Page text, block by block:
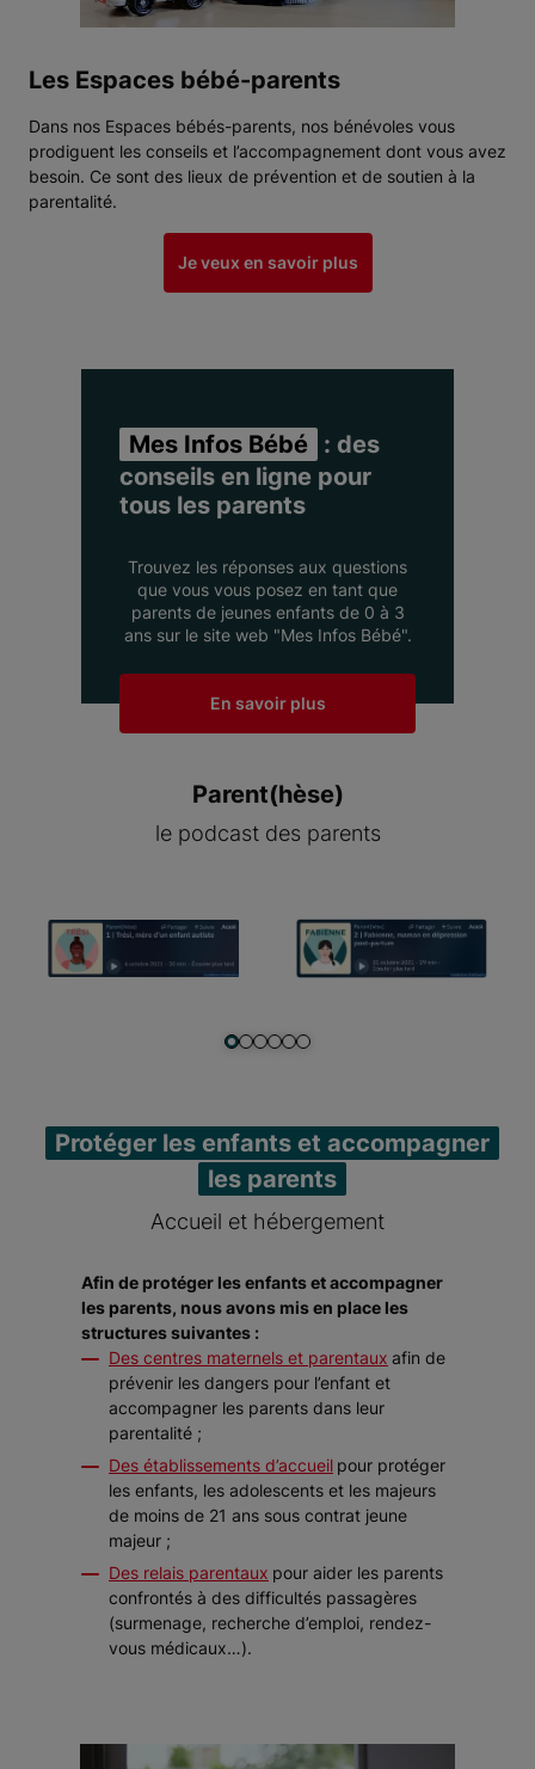
Les Espaces bébé-parents
Dans nos Espaces bébés-parents, nos bénévoles vous
prodiguent les conseils et l’accompagnement dont vous avez
besoin. Ce sont des lieux de prévention et de soutien à la
parentalité.
Je veux en savoir plus
Mes Infos Bébé
: des
conseils en ligne pour
tous les parents
Trouvez les réponses aux questions
que vous vous posez en tant que
parents de jeunes enfants de 0 à 3
ans sur le site web "Mes Infos Bébé".
En savoir plus
Parent(hèse)
le podcast des parents
Protéger les enfants et accompagner
les parents
Accueil et hébergement
Afin de protéger les enfants et accompagner
les parents, nous avons mis en place les
structures suivantes :
Des centres maternels et parentaux afin de
prévenir les dangers pour l’enfant et
accompagner les parents dans leur
parentalité ;
Des établissements d’accueil pour protéger
les enfants, les adolescents et les majeurs
de moins de 21 ans sous contrat jeune
majeur ;
Des relais parentaux pour aider les parents
confrontés à des difficultés passagères
(surmenage, recherche d’emploi, rendez-
vous médicaux…).